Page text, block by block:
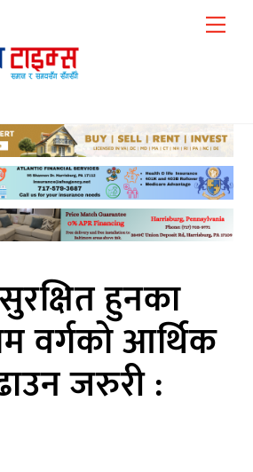
हुनका
वर्गको आर्थिक
जरुरी :